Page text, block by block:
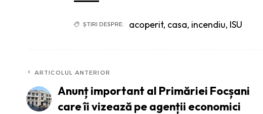
ȘTIRI DESPRE: acoperit, casa, incendiu, ISU
ARTICOLUL ANTERIOR
Anunț important al Primăriei Focșani
care îi vizează pe agenții economici